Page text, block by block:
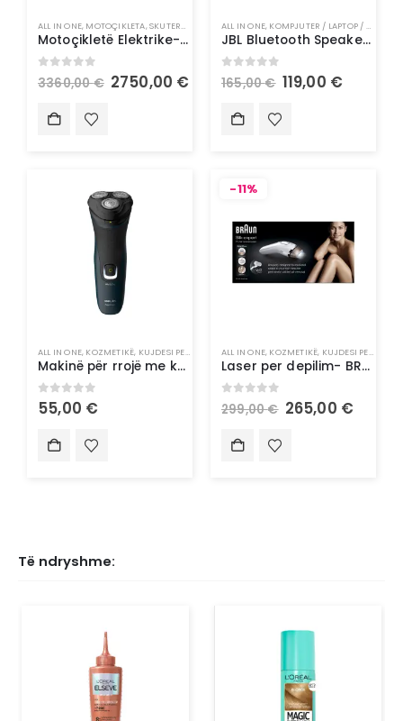
ALL IN ONE, MOTOÇIKLETA,SKUTERA ELEKTRIK
Motoçikletë Elektrike- Doohan iTank 1500W 45Km/h
out of 5
3360,00€ 2750,00 €
ALL IN ONE, KOMPJUTER / LAPTOP / TABLET
JBL Bluetooth Speaker FLIP6 – Altoparlant Blutooth
out of 5
165,00€ 119,00 €
ALL IN ONE, KOZMETIKË, KUJDESI PERSONAL
Makinë për rrojë me kokë të ftoftë Philips
0out of 5
55,00 €
-11%
ALL IN ONE, KOZMETIKË, KUJDESI PERSONAL
Laser per depilim- BRAUN Silk
0 out of 5
299,00€ 265,00 €
Të ndryshme: